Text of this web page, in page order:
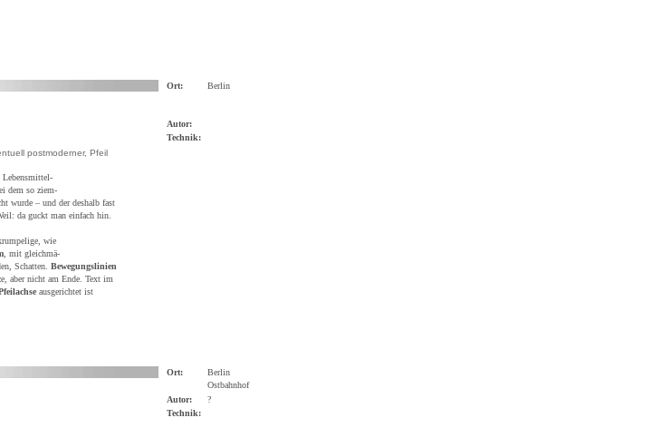
Ort: Berlin
Autor:
Technik:
postmoderner, Pfeil
dem so ziem-
wurde – und der deshalb fast
da guckt man einfach hin.
wie
, mit gleichmä-
Schatten. Bewegungslinien
aber nicht am Ende. Text im
ausgerichtet ist
Ort:
Berlin
Ostbahnhof
Autor:
?
Technik: